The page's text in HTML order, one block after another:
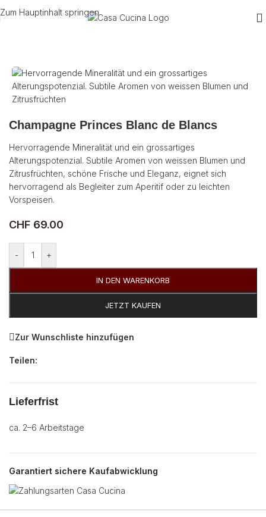
Zum Hauptinhalt springen
Champagne Princes Blanc de Blancs
Hervorragende Mineralität und ein grossartiges
Alterungspotenzial. Subtile Aromen von weissen Blumen und
Zitrusfrüchten, schöne Frische und Eleganz, eignet sich
hervorragend als Begleiter zum Aperitif oder zu leichten
Vorspeisen.
CHF 69.00
- +
IN DEN WARENKORB
JETZT KAUFEN
Zur Wunschliste hinzufügen
Teilen:
Lieferfrist
ca. 2–6 Arbeitstage
Garantiert sichere Kaufabwicklung